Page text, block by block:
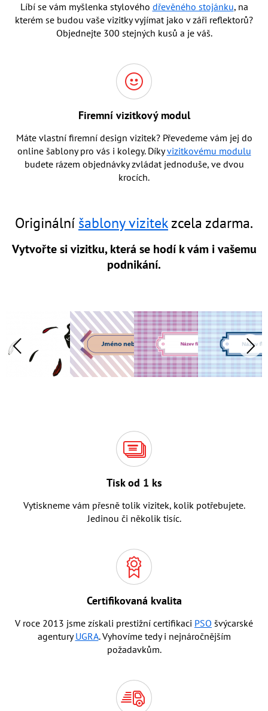
Líbí se vám myšlenka stylového dřevěného stojánku, na
kterém se budou vaše vizitky vyjímat jako v záři reflektorů?
Objednejte 300 stejných kusů a je váš.
Firemní vizitkový modul
Máte vlastní firemní design vizitek? Převedeme vám jej do
online šablony pro vás i kolegy. Díkyvizitkovému modulu
budete rázem objednávky zvládat jednoduše, ve dvou
krocích.
Originální šablony vizitekzcela zdarma.
Vytvořte si vizitku, která se hodí k vám i vašemu
podnikání.
Tisk od 1 ks
Vytiskneme vám přesně tolik vizitek, kolik potřebujete.
Jedinou či několik tisíc.
Certifikovaná kvalita
V roce 2013 jsme získali prestižní certifikaci PSO švýcarské
agenturyUGRA. Vyhovíme tedy i nejnáročnějším
požadavkům.